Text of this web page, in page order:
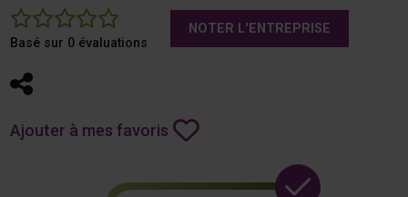
0
Basé sur 0 évaluations
NOTER L'ENTREPRISE
Partager
Ajouter à mes favoris